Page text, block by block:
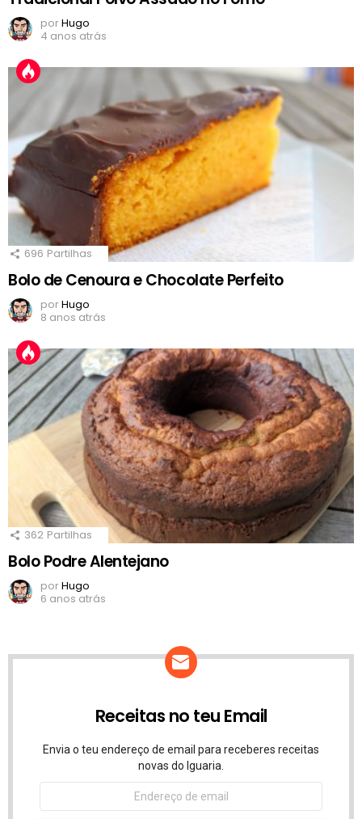
porHugo
4 anos atrás
696 Partilhas
Bolo de Cenoura e Chocolate Perfeito
porHugo
8 anos atrás
362 Partilhas
Bolo Podre Alentejano
porHugo
6 anos atrás
Receitas no teu Email
Envia o teu endereço de email para receberes receitas
novas do Iguaria.
Endereço
email